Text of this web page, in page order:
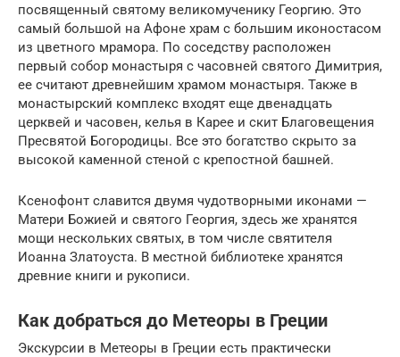
посвященный святому великомученику Георгию. Это
самый большой на Афоне храм с большим иконостасом
из цветного мрамора. По соседству расположен
первый собор монастыря с часовней святого Димитрия,
ее считают древнейшим храмом монастыря. Также в
монастырский комплекс входят еще двенадцать
церквей и часовен, келья в Карее и скит Благовещения
Пресвятой Богородицы. Все это богатство скрыто за
высокой каменной стеной с крепостной башней.
Ксенофонт славится двумя чудотворными иконами —
Матери Божией и святого Георгия, здесь же хранятся
мощи нескольких святых, в том числе святителя
Иоанна Златоуста. В местной библиотеке хранятся
древние книги и рукописи.
Как добраться до Метеоры в Греции
Экскурсии в Метеоры в Греции есть практически